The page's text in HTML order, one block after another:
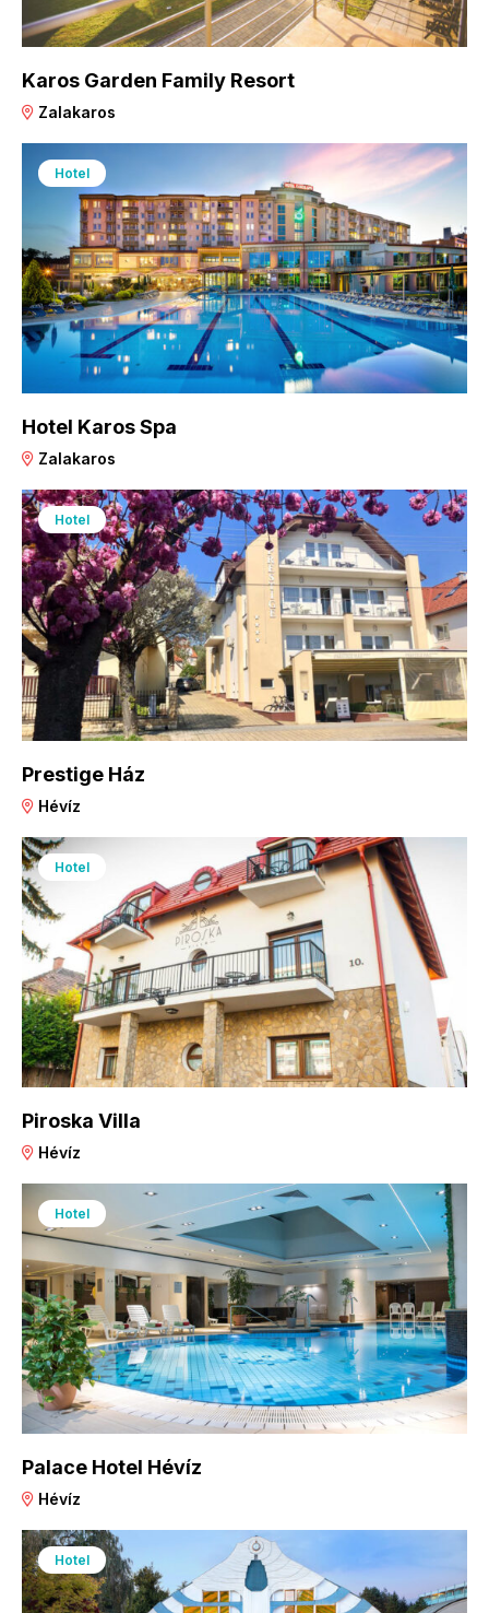
Karos Garden Family Resort
Zalakaros
Hotel
Hotel Karos Spa
Zalakaros
Hotel
Prestige Ház
Hévíz
Hotel
Piroska Villa
Hévíz
Hotel
Palace Hotel Hévíz
Hévíz
Hotel